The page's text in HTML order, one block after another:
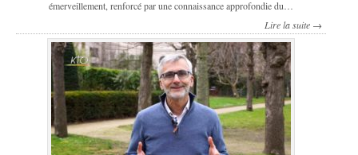
émerveillement, renforcé par une connaissance approfondie du…
Lire la suite →